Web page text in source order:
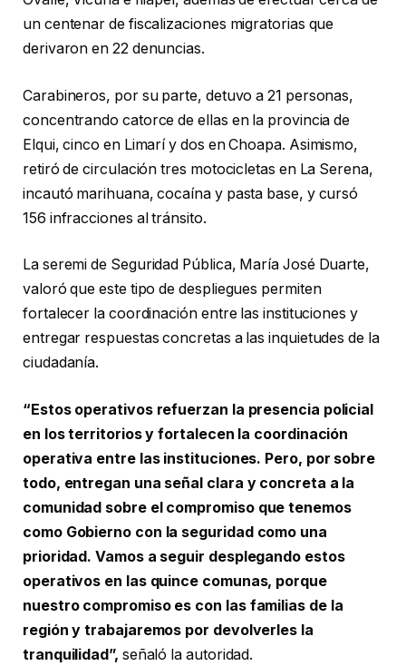
un centenar de fiscalizaciones migratorias que
derivaron en 22 denuncias.
Carabineros, por su parte, detuvo a 21 personas,
concentrando catorce de ellas en la provincia de
Elqui, cinco en Limarí y dos en Choapa. Asimismo,
retiró de circulación tres motocicletas en La Serena,
incautó marihuana, cocaína y pasta base, y cursó
156 infracciones al tránsito.
La seremi de Seguridad Pública, María José Duarte,
valoró que este tipo de despliegues permiten
fortalecer la coordinación entre las instituciones y
entregar respuestas concretas a las inquietudes de la
ciudadanía.
“Estos operativos refuerzan la presencia policial
en los territorios y fortalecen la coordinación
operativa entre las instituciones. Pero, por sobre
todo, entregan una señal clara y concreta a la
comunidad sobre el compromiso que tenemos
como Gobierno con la seguridad como una
prioridad. Vamos a seguir desplegando estos
operativos en las quince comunas, porque
nuestro compromiso es con las familias de la
región y trabajaremos por devolverles la
tranquilidad”, señaló la autoridad.